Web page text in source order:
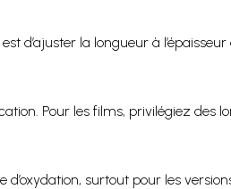
d’ajuster la longueur à
Pour les films, privilégiez des
surtout pour les